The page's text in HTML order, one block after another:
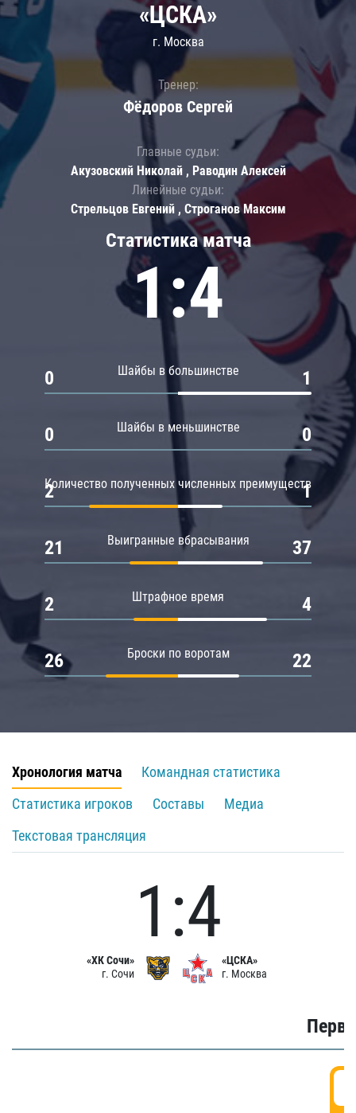
Статистика матча
1:4
Шайбы в большинстве
0 1
Шайбы в меньшинстве
0 0
Количество полученных численных преимуществ
2 1
Выигранные вбрасывания
21 37
Штрафное время
2 4
Броски по воротам
26 22
«ЦСКА»
г. Москва
Тренер:
Фёдоров Сергей
Главные судьи:
Акузовский Николай , Раводин Алексей
Линейные судьи:
Стрельцов Евгений , Строганов Максим
Хронология матча
Командная статистика
Статистика игроков
Составы
Медиа
Текстовая трансляция
«ХК Сочи»
г. Сочи
1:4
«ЦСКА»
г. Москва